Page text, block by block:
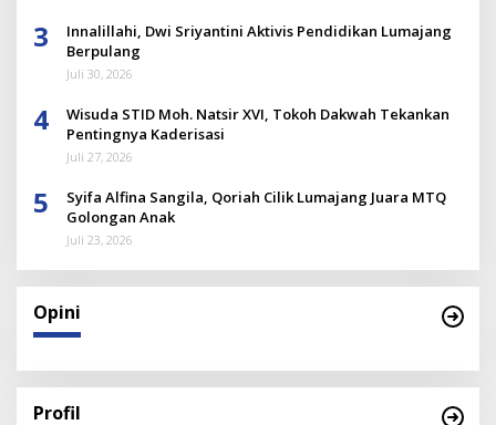
3
Innalillahi, Dwi Sriyantini Aktivis Pendidikan Lumajang
Berpulang
Juli 30, 2026
4
Wisuda STID Moh. Natsir XVI, Tokoh Dakwah Tekankan
Pentingnya Kaderisasi
Juli 27, 2026
5
Syifa Alfina Sangila, Qoriah Cilik Lumajang Juara MTQ
Golongan Anak
Juli 23, 2026
Opini
Profil